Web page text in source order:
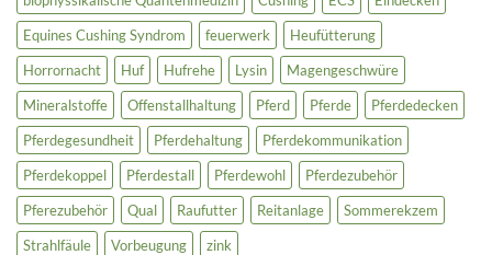
sein?
(Teil
1)
Silvesternacht
bringen?
Equines Cushing Syndrom
feuerwerk
Heufütterung
Horrornacht
Huf Hufrehe Lysin
Magengeschwüre
Mineralstoffe
Offenstallhaltung Pferd Pferde
Pferdedecken
Pferdegesundheit
Pferdehaltung
Pferdekommunikation
Pferdekoppel
Pferdestall Pferdewohl
Pferdezubehör
Pferezubehör
Qual Raufutter Reitanlage
Sommerekzem
Strahlfäule
Vorbeugung zink